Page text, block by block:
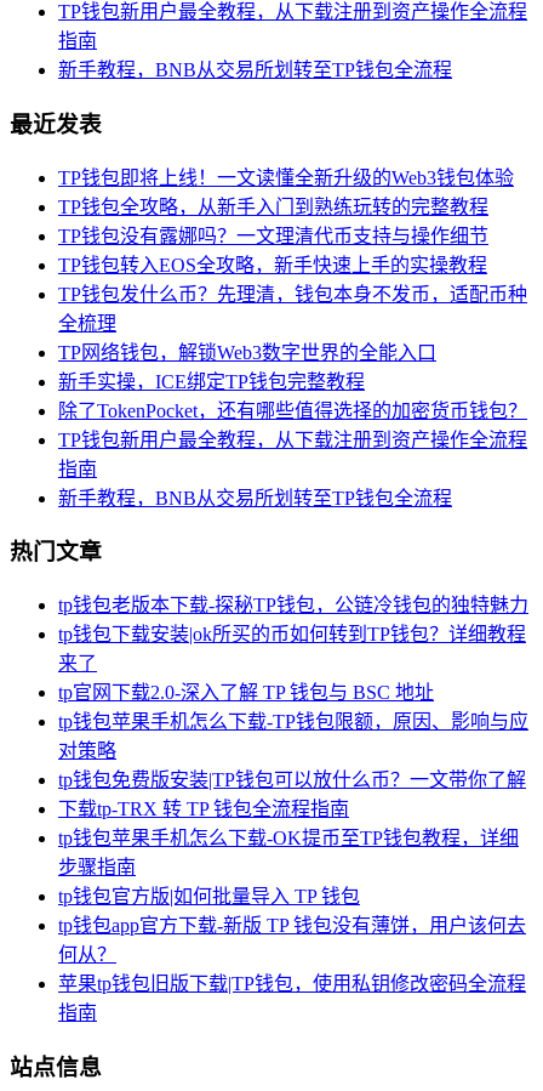
TP钱包新用户最全教程，从下载注册到资产操作全流程
指南
新手教程，BNB从交易所划转至TP钱包全流程
最近发表
TP钱包即将上线！一文读懂全新升级的Web3钱包体验
TP钱包全攻略，从新手入门到熟练玩转的完整教程
TP钱包没有露娜吗？一文理清代币支持与操作细节
TP钱包转入EOS全攻略，新手快速上手的实操教程
TP钱包发什么币？先理清，钱包本身不发币，适配币种
全梳理
TP网络钱包，解锁Web3数字世界的全能入口
新手实操，ICE绑定TP钱包完整教程
除了TokenPocket，还有哪些值得选择的加密货币钱包？
TP钱包新用户最全教程，从下载注册到资产操作全流程
指南
新手教程，BNB从交易所划转至TP钱包全流程
热门文章
tp钱包老版本下载-探秘TP钱包，公链冷钱包的独特魅力
tp钱包下载安装|ok所买的币如何转到TP钱包？详细教程
来了
tp官网下载2.0-深入了解 TP 钱包与 BSC 地址
tp钱包苹果手机怎么下载-TP钱包限额，原因、影响与应
对策略
tp钱包免费版安装|TP钱包可以放什么币？一文带你了解
下载tp-TRX 转 TP 钱包全流程指南
tp钱包苹果手机怎么下载-OK提币至TP钱包教程，详细
步骤指南
tp钱包官方版|如何批量导入 TP 钱包
tp钱包app官方下载-新版 TP 钱包没有薄饼，用户该何去
何从？
苹果tp钱包旧版下载|TP钱包，使用私钥修改密码全流程
指南
站点信息